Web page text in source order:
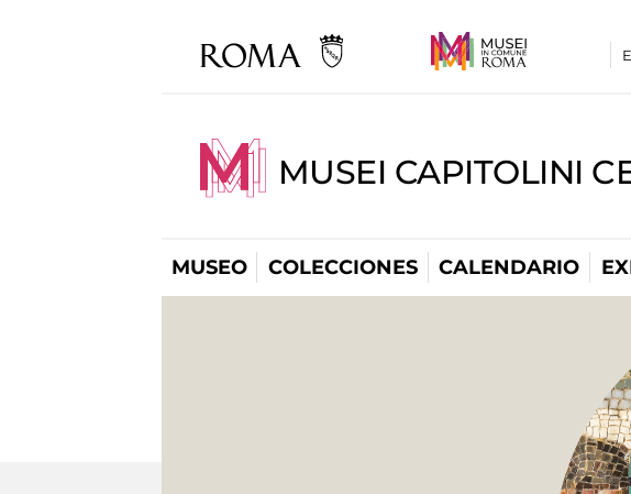
MUSEI CAPITOLINI
MUSEO COLECCIONES CALENDARIO